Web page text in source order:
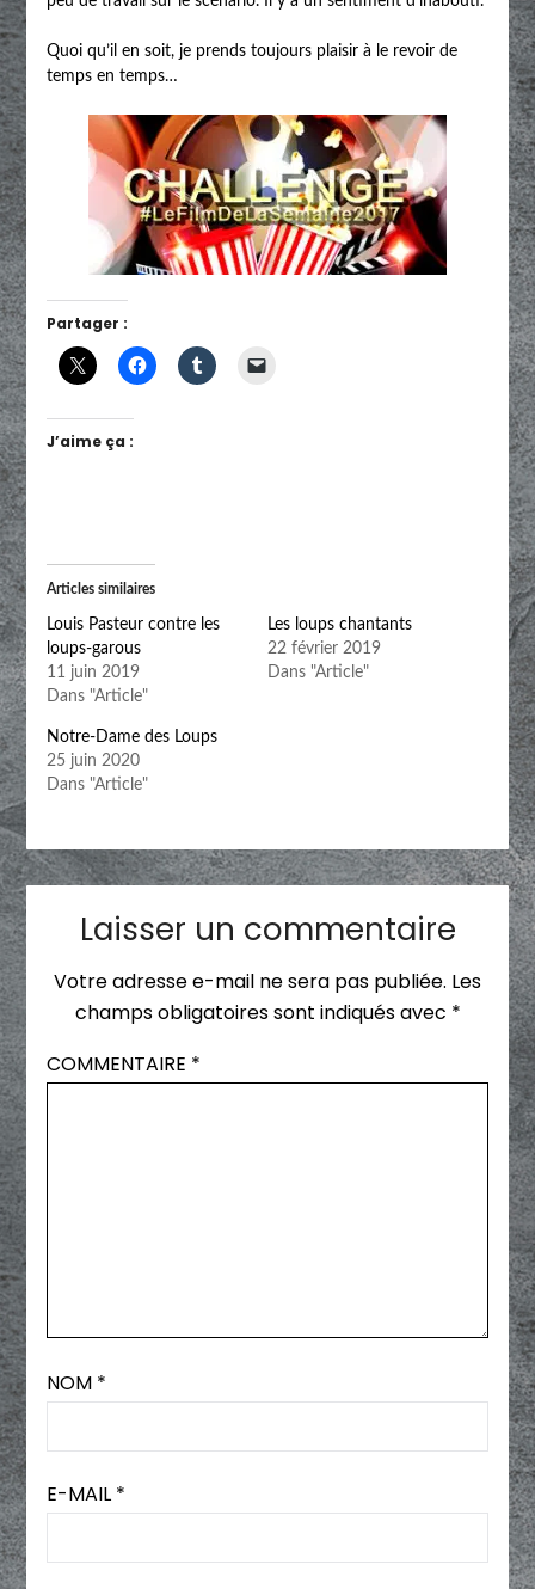
Quoi qu’il en soit, je prends toujours plaisir à le revoir de
temps en temps…
Partager :
J’aime ça :
Articles similaires
Louis Pasteur contre les
loups-garous
11 juin 2019
Dans "Article"
Les loups chantants
22 février 2019
Dans "Article"
Notre-Dame des Loups
25 juin 2020
Dans "Article"
Laisser un commentaire
Votre adresse e-mail ne sera pas publiée. Les
champs obligatoires sont indiqués avec *
COMMENTAIRE *
NOM *
E-MAIL *